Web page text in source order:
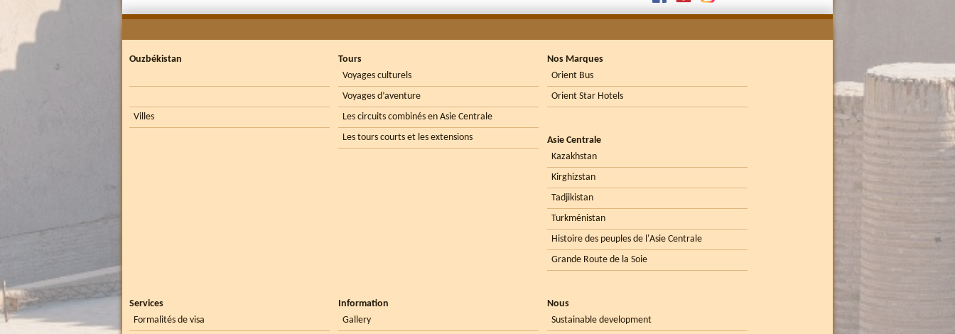
Ouzbékistan
Villes
Tours
Voyages culturels
Voyages d’aventure
Les circuits combinés en Asie Centrale
Les tours courts et les extensions
Nos Marques
Orient Bus
Orient Star Hotels
Asie Centrale
Kazakhstan
Kirghizstan
Tadjikistan
Turkménistan
Histoire des peuples de l'Asie Centrale
Grande Route de la Soie
Services
Formalités de visa
Information
Gallery
Nous
Sustainable development